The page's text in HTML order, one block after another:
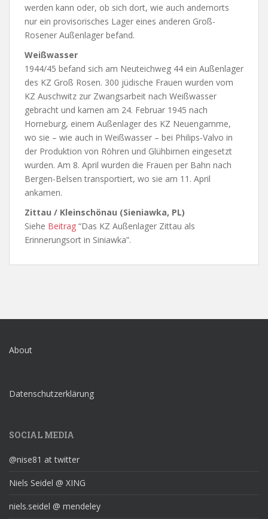
werden kann oder, ob sich dort, wie auch andernorts
nur ein provisorisches Lager eines anderen Groß-
Rosener Außenlager befand.
Weißwasser
1944/45 befand sich am Neuteichweg 44 ein Außenlager
des KZ Groß Rosen. 300 jüdische Frauen wurden vom
KZ Auschwitz zur Zwangsarbeit nach Weißwasser
gebracht und kamen am 24. Februar 1945 nach
Horneburg, einem Außenlager des KZ Neuengamme,
wo sie – wie auch in Weißwasser – bei Philips-Valvo in
der Produktion von Röhren und Glühbirnen eingesetzt
wurden. Am 8. April wurden die Frauen per Bahn nach
Bergen-Belsen transportiert, wo sie am 11. April
ankamen.
Zittau / Kleinschönau (Sieniawka, PL)
Siehe Beitrag “Das KZ Außenlager Zittau als
Erinnerungsort in Siniawka”.
About
Datenschutzerklärung
SOCIAL MEDIA
@nise81 at twitter
Niels Seidel @ XING
niels.seidel @ mendeley